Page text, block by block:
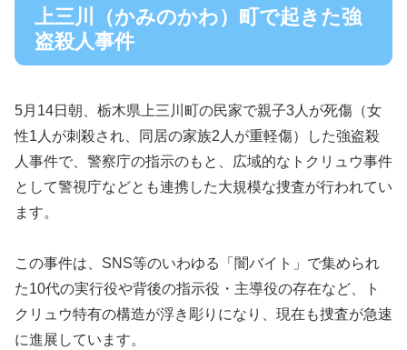
上三川（かみのかわ）町で起きた強
盗殺人事件
5月14日朝、栃木県上三川町の民家で親子3人が死傷（女
性1人が刺殺され、同居の家族2人が重軽傷）した強盗殺
人事件で、警察庁の指示のもと、広域的なトクリュウ事件
として警視庁などとも連携した大規模な捜査が行われてい
ます。
この事件は、SNS等のいわゆる「闇バイト」で集められ
た10代の実行役や背後の指示役・主導役の存在など、ト
クリュウ特有の構造が浮き彫りになり、現在も捜査が急速
に進展しています。